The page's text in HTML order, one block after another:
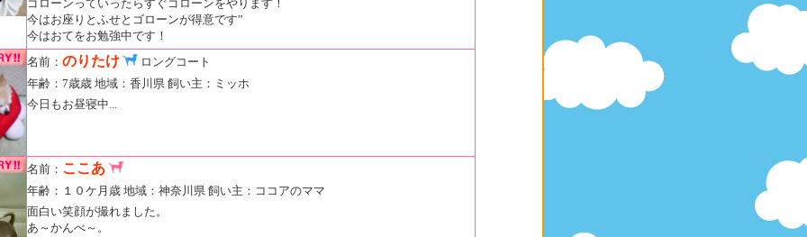
ゴローンっていったらすぐゴローンをやります！
今はお座りとふせとゴローンが得意です”
今はおてをお勉強中です！
名前： のりたけ
ロングコート
年齢：7歳歳 地域：香川県 飼い主：ミッホ
今日もお昼寝中...
名前： ここあ
年齢：１０ケ月歳 地域：神奈川県 飼い主：ココアのママ
面白い笑顔が撮れました。
あ～かんべ～。